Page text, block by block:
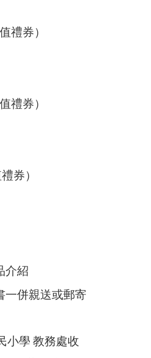
禮券）
禮券）
券）
介紹
一併親送或郵寄
小學 教務處收